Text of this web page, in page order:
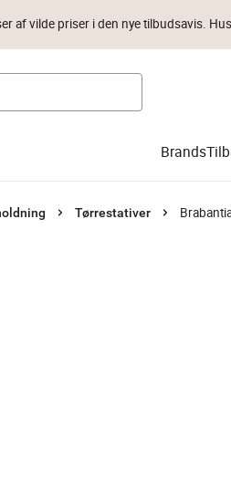
af vilde priser i den nye tilbudsavis.
Brands
Tørrestativer